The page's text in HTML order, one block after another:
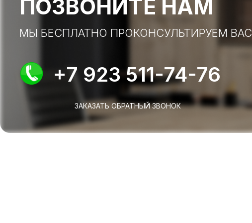
ПОЗВОНИТЕ НАМ
МЫ БЕСПЛАТНО ПРОКОНСУЛЬТИРУЕМ ВАС
+7 923 511-74-76
ЗАКАЗАТЬ ОБРАТНЫЙ ЗВОНОК